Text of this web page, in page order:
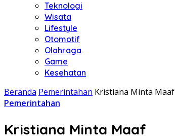
Teknologi
Wisata
Lifestyle
Otomotif
Olahraga
Game
Kesehatan
Beranda Pemerintahan Kristiana Minta Maaf
Pemerintahan
Kristiana Minta Maaf